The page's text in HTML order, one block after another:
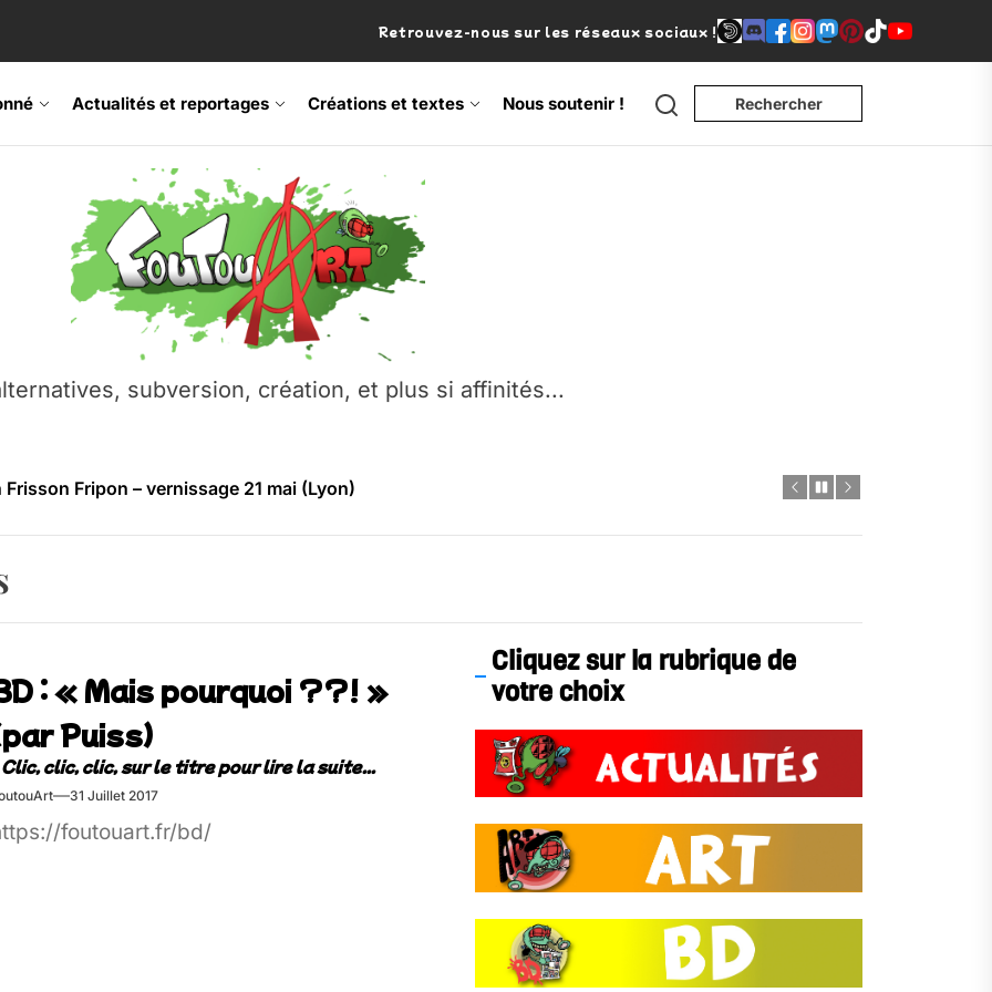
Retrouvez-nous sur les réseaux sociaux !
Actualités et reportages Créations et textes Nous soutenir ! Search Rechercher
subversion, création, et plus si affinités...
Frisson Fripon – vernissage 21 mai (Lyon)
Festival – Samedi 18 juillet (Vaulx-en-Velin)
– Ŝtono, un livre réalisé par Michaël Moretti & Pierre Lacôte
contre l’A412 à l’Établi (Haute-Savoie)
Fripon – vernissage 21 mai (Lyon)
Festival – Samedi 18 juillet (Vaulx-en-Velin)
: « Mais pourquoi ??! »
Puiss)
31 Juillet 2017
foutouart.fr/bd/
Cliquez sur la rubrique de
votre choix